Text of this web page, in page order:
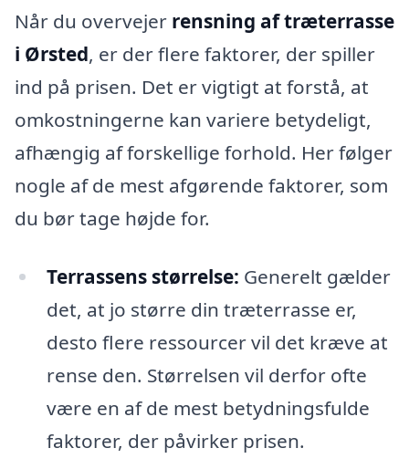
Når du overvejer rensning af træterrasse
i Ørsted, er der flere faktorer, der spiller
ind på prisen. Det er vigtigt at forstå, at
omkostningerne kan variere betydeligt,
afhængig af forskellige forhold. Her følger
nogle af de mest afgørende faktorer, som
du bør tage højde for.
Terrassens størrelse: Generelt gælder
det, at jo større din træterrasse er,
desto flere ressourcer vil det kræve at
rense den. Størrelsen vil derfor ofte
være en af de mest betydningsfulde
faktorer, der påvirker prisen.